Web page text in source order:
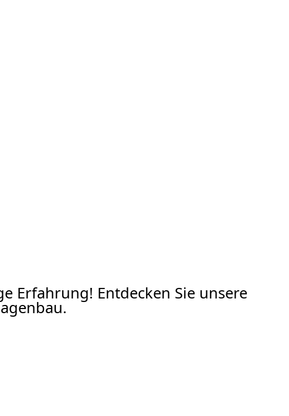
Erfahrung! Entdecken Sie unsere